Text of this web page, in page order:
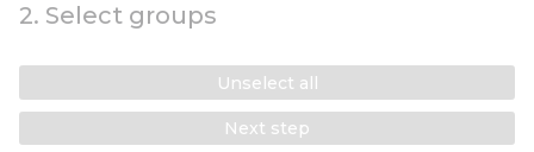
2. Select groups
Unselect all
Next step